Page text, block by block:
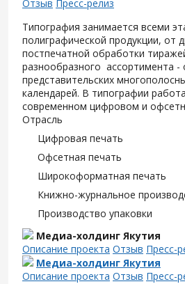
Отзыв Пресс-релиз
Типография занимается всеми
полиграфической продукции, от
постпечатной обработки
разнообразного ассортимента -
представительских
календарей. В типографии
современном цифровом и
Отрасль
Цифровая печать
Офсетная печать
Широкоформатная печать
Книжно-журнальное
Производство упаковки
Медиа-холдинг Якутия
Описание проекта Отзыв Пресс-
Медиа-холдинг Якутия
Описание проекта Отзыв Пресс-